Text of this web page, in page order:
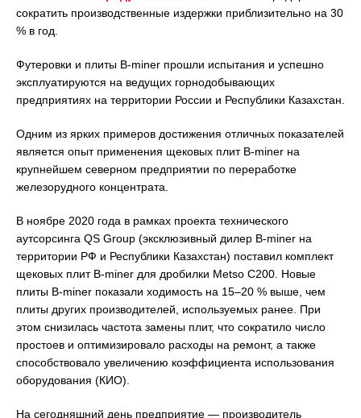
сократить производственные издержки приблизительно на 30
% в год.
Футеровки и плиты B-miner прошли испытания и успешно
эксплуатируются на ведущих горнодобывающих
предприятиях на территории России и Республики Казахстан.
Одним из ярких примеров достижения отличных показателей
является опыт применения щековых плит B-miner на
крупнейшем северном предприятии по переработке
железорудного концентрата.
В ноябре 2020 года в рамках проекта технического
аутсорсинга QS Group (эксклюзивный дилер B-miner на
территории РФ и Республики Казахстан) поставил комплект
щековых плит B-miner для дробилки Metso С200. Новые
плиты B-miner показали ходимость на 15–20 % выше, чем
плиты других производителей, используемых ранее. При
этом снизилась частота замены плит, что сократило число
простоев и оптимизировало расходы на ремонт, а также
способствовало увеличению коэффициента использования
оборудования (КИО).
На сегодняшний день предприятие — производитель